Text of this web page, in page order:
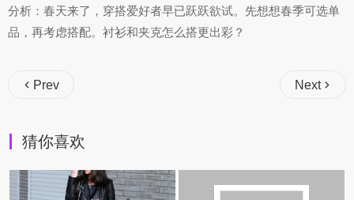
分析：春天来了，穿搭爱好者早已跃跃欲试。先想想春季可选单
品，再考虑搭配。衬衫和夹克怎么搭更出彩？
Prev Next
猜你喜欢